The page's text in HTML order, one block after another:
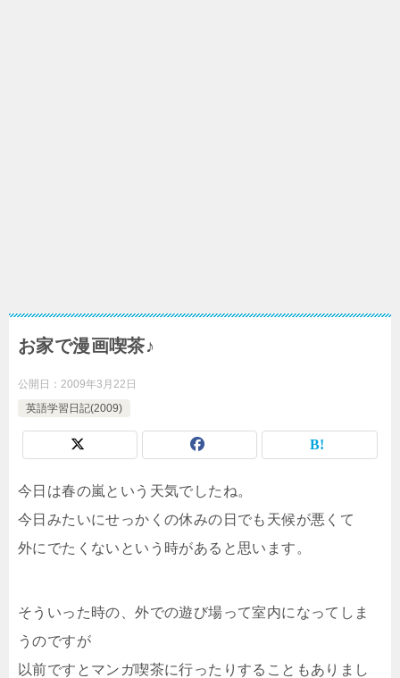
お家で漫画喫茶♪
公開日： 2009年3月22日
英語学習日記(2009)
今日は春の嵐という天気でしたね。
今日みたいにせっかくの休みの日でも天候が悪くて
外にでたくないという時があると思います。
そういった時の、外での遊び場って室内になってしま
うのですが
以前ですとマンガ喫茶に行ったりすることもありまし